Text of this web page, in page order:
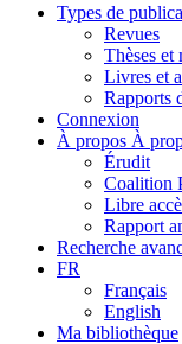
Types de
Revues
Thèses et
Livres et
Rapports
Connexion
À propos À
Érudit
Coalition
Libre
Rapport
Recherche
FR
Français
English
Ma bibliothèque